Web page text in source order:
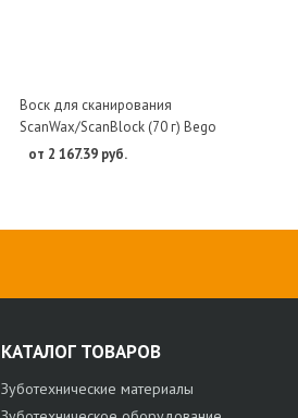
Воск для сканирования
ScanWax/ScanBlock (70 г) Bego
от 2 167.39 руб.
КАТАЛОГ ТОВАРОВ
Зуботехнические материалы